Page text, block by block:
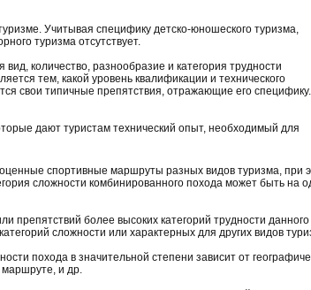
Учитывая специфику детско-юношеского туризма,
туризма отсутствует.
количество, разнообразие и категория трудности
тем, какой уровень квалификации и технического
свои типичные препятствия, отражающие его специфику.
дают туристам технический опыт, необходимый для
спортивные маршруты разных видов туризма, при
сложности комбинированного похода может быть на
препятствий более высоких категорий трудности
сложности или характерных для других видов
похода в значительной степени зависит от
маршруте, и др.